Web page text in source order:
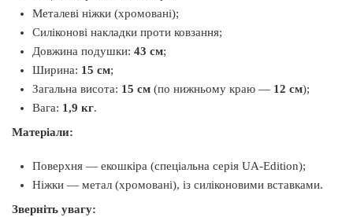
Металеві ніжки (хромовані);
Силіконові накладки проти ковзання;
Довжина подушки: 43 см;
Ширина: 15 см;
Загальна висота: 15 см (по нижньому краю — 12 см);
Вага: 1,9 кг.
Матеріали:
Поверхня — екошкіра (спеціальна серія UA-Edition);
Ніжки — метал (хромовані), із силіконовими вставками.
Зверніть увагу: